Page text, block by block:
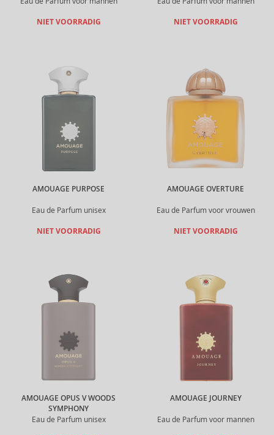
NIET VOORRADIG NIET VOORRADIG
AMOUAGE PURPOSE
Eau de Parfum unisex
NIET VOORRADIG
AMOUAGE OVERTURE
Eau de Parfum voor vrouwen
NIET VOORRADIG
AMOUAGE OPUS V WOODS
SYMPHONY
Eau de Parfum unisex
AMOUAGE JOURNEY
Eau de Parfum voor mannen